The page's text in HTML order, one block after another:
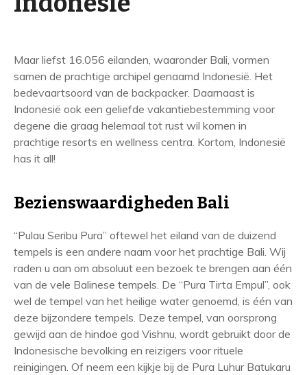
Maar liefst 16.056 eilanden, waaronder Bali, vormen
samen de prachtige archipel genaamd Indonesië. Het
bedevaartsoord van de backpacker. Daarnaast is
Indonesië ook een geliefde vakantiebestemming voor
degene die graag helemaal tot rust wil komen in
prachtige resorts en wellness centra. Kortom, Indonesië
has it all!
Bezienswaardigheden Bali
“Pulau Seribu Pura” oftewel het eiland van de duizend
tempels is een andere naam voor het prachtige Bali. Wij
raden u aan om absoluut een bezoek te brengen aan één
van de vele Balinese tempels. De “Pura Tirta Empul”, ook
wel de tempel van het heilige water genoemd, is één van
deze bijzondere tempels. Deze tempel, van oorsprong
gewijd aan de hindoe god Vishnu, wordt gebruikt door de
Indonesische bevolking en reizigers voor rituele
reinigingen. Of neem een kijkje bij de Pura Luhur Batukaru